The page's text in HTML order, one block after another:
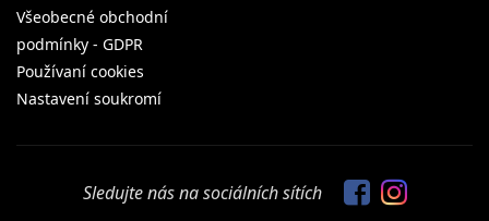
Všeobecné obchodní
podmínky - GDPR
Používaní cookies
Nastavení soukromí
Sledujte nás na sociálních sítích